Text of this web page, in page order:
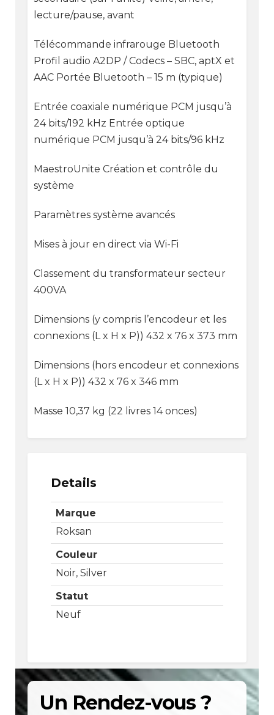
lecture/pause, avant
Télécommande infrarouge Bluetooth
Profil audio A2DP / Codecs – SBC, aptX et
AAC Portée Bluetooth – 15 m (typique)
Entrée coaxiale numérique PCM jusqu’à
24 bits/192 kHz Entrée optique
numérique PCM jusqu’à 24 bits/96 kHz
MaestroUnite Création et contrôle du
système
Paramètres système avancés
Mises à jour en direct via Wi-Fi
Classement du transformateur secteur
400VA
Dimensions (y compris l’encodeur et les
connexions (L x H x P)) 432 x 76 x 373 mm
Dimensions (hors encodeur et connexions
(L x H x P)) 432 x 76 x 346 mm
Masse 10,37 kg (22 livres 14 onces)
Details
Marque
Roksan
Couleur
Noir, Silver
Statut
Neuf
Un Rendez-vous ?